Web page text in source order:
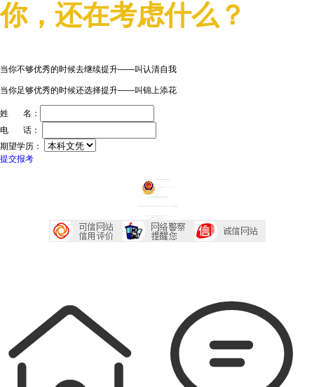
你，还在考虑什么？
当你不够优秀的时候去继续提升——叫认清自我
当你足够优秀的时候还选择提升——叫锦上添花
姓 名：
电 话：
期望学历：
提交报考